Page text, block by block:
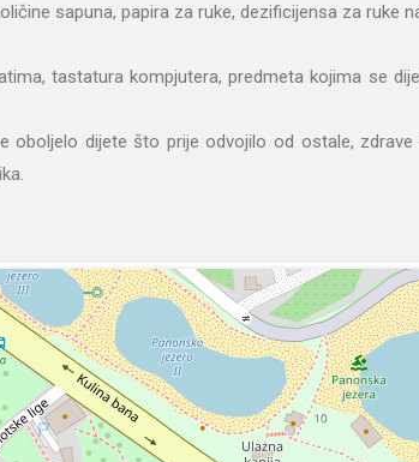
sapuna, papira za ruke, dezificijensa za ruke
tastatura kompjutera, predmeta kojima se
dijete što prije odvojilo od ostale,